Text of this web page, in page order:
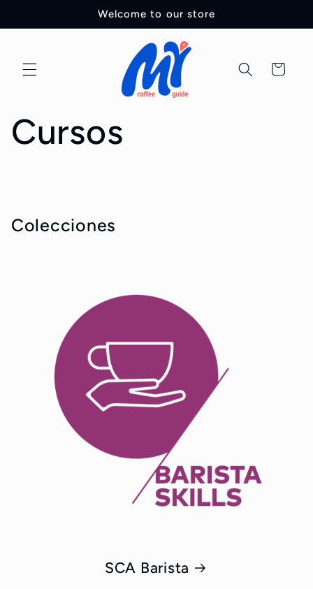
al contenido
Welcome to our store
Carrito
Cursos
Colecciones
SCA Barista